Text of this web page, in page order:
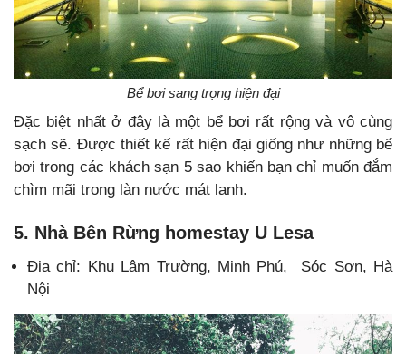
Bể bơi sang trọng hiện đại
Đặc biệt nhất ở đây là một bể bơi rất rộng và vô cùng
sạch sẽ. Được thiết kế rất hiện đại giống như những bể
bơi trong các khách sạn 5 sao khiến bạn chỉ muốn đắm
chìm mãi trong làn nước mát lạnh.
5. Nhà Bên Rừng homestay U Lesa
Địa chỉ: Khu Lâm Trường, Minh Phú, Sóc Sơn, Hà
Nội